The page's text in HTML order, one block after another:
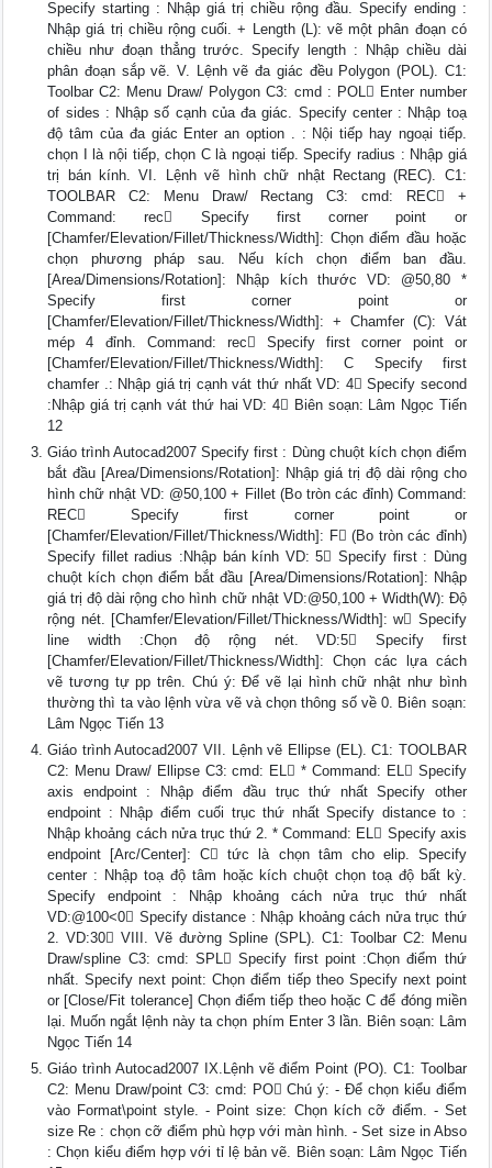
Specify starting : Nhập giá trị chiều rộng đầu. Specify ending :
Nhập giá trị chiều rộng cuối. + Length (L): vẽ một phân đoạn có
chiều như đoạn thẳng trước. Specify length : Nhập chiều dài
phân đoạn sắp vẽ. V. Lệnh vẽ đa giác đều Polygon (POL). C1:
Toolbar C2: Menu Draw/ Polygon C3: cmd : POL Enter number
of sides : Nhập số cạnh của đa giác. Specify center : Nhập toạ
độ tâm của đa giác Enter an option . : Nội tiếp hay ngoại tiếp.
chọn I là nội tiếp, chọn C là ngoại tiếp. Specify radius : Nhập giá
trị bán kính. VI. Lệnh vẽ hình chữ nhật Rectang (REC). C1:
TOOLBAR C2: Menu Draw/ Rectang C3: cmd: REC +
Command: rec Specify first corner point or
[Chamfer/Elevation/Fillet/Thickness/Width]: Chọn điểm đầu hoặc
chọn phương pháp sau. Nếu kích chọn điểm ban đầu.
[Area/Dimensions/Rotation]: Nhập kích thước VD: @50,80 *
Specify first corner point or
[Chamfer/Elevation/Fillet/Thickness/Width]: + Chamfer (C): Vát
mép 4 đỉnh. Command: rec Specify first corner point or
[Chamfer/Elevation/Fillet/Thickness/Width]: C Specify first
chamfer .: Nhập giá trị cạnh vát thứ nhất VD: 4 Specify second
:Nhập giá trị cạnh vát thứ hai VD: 4 Biên soạn: Lâm Ngọc Tiến
12
Giáo trình Autocad2007 Specify first : Dùng chuột kích chọn điểm
bắt đầu [Area/Dimensions/Rotation]: Nhập giá trị độ dài rộng cho
hình chữ nhật VD: @50,100 + Fillet (Bo tròn các đỉnh) Command:
REC Specify first corner point or
[Chamfer/Elevation/Fillet/Thickness/Width]: F (Bo tròn các đỉnh)
Specify fillet radius :Nhập bán kính VD: 5 Specify first : Dùng
chuột kích chọn điểm bắt đầu [Area/Dimensions/Rotation]: Nhập
giá trị độ dài rộng cho hình chữ nhật VD:@50,100 + Width(W): Độ
rộng nét. [Chamfer/Elevation/Fillet/Thickness/Width]: w Specify
line width :Chọn độ rộng nét. VD:5 Specify first
[Chamfer/Elevation/Fillet/Thickness/Width]: Chọn các lựa cách
vẽ tương tự pp trên. Chú ý: Để vẽ lại hình chữ nhật như bình
thường thì ta vào lệnh vừa vẽ và chọn thông số về 0. Biên soạn:
Lâm Ngọc Tiến 13
Giáo trình Autocad2007 VII. Lệnh vẽ Ellipse (EL). C1: TOOLBAR
C2: Menu Draw/ Ellipse C3: cmd: EL * Command: EL Specify
axis endpoint : Nhập điểm đầu trục thứ nhất Specify other
endpoint : Nhập điểm cuối trục thứ nhất Specify distance to :
Nhập khoảng cách nửa trục thứ 2. * Command: EL Specify axis
endpoint [Arc/Center]: C tức là chọn tâm cho elip. Specify
center : Nhập toạ độ tâm hoặc kích chuột chọn toạ độ bất kỳ.
Specify endpoint : Nhập khoảng cách nửa trục thứ nhất
VD:@100<0 Specify distance : Nhập khoảng cách nửa trục thứ
2. VD:30 VIII. Vẽ đường Spline (SPL). C1: Toolbar C2: Menu
Draw/spline C3: cmd: SPL Specify first point :Chọn điểm thứ
nhất. Specify next point: Chọn điểm tiếp theo Specify next point
or [Close/Fit tolerance] Chọn điểm tiếp theo hoặc C để đóng miền
lại. Muốn ngắt lệnh này ta chọn phím Enter 3 lần. Biên soạn: Lâm
Ngọc Tiến 14
Giáo trình Autocad2007 IX.Lệnh vẽ điểm Point (PO). C1: Toolbar
C2: Menu Draw/point C3: cmd: PO Chú ý: - Để chọn kiểu điểm
vào Format\point style. - Point size: Chọn kích cỡ điểm. - Set
size Re : chọn cỡ điểm phù hợp với màn hình. - Set size in Abso
: Chọn kiểu điểm hợp với tỉ lệ bản vẽ. Biên soạn: Lâm Ngọc Tiến